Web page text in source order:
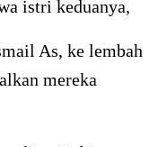
istri keduanya,
As, ke lembah
mereka